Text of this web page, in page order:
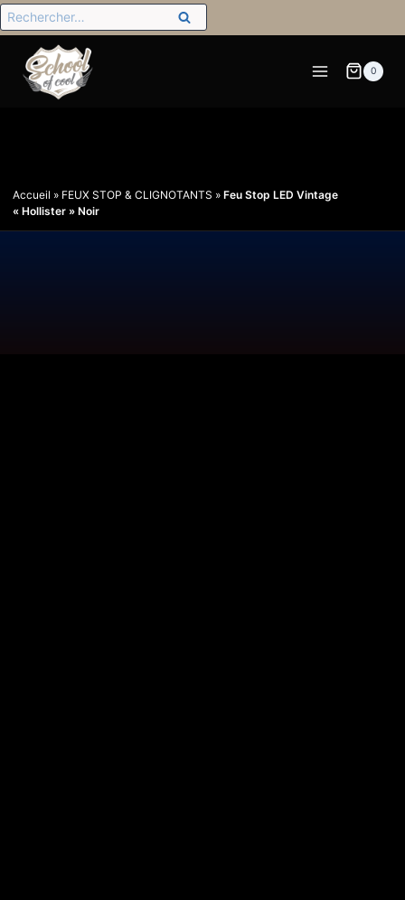
0
Accueil » FEUX STOP & CLIGNOTANTS » Feu Stop LED Vintage
« Hollister » Noir